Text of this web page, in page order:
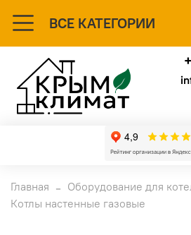
ВСЕ КАТЕГОРИИ
Главная
Оборудование для
Котлы настенные газовые